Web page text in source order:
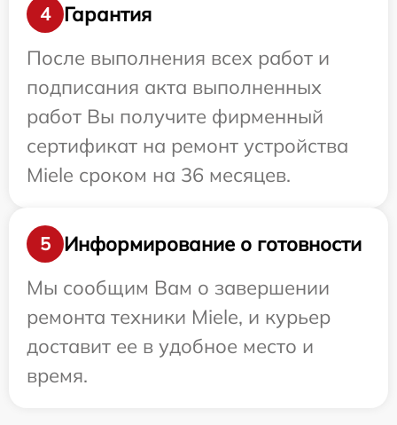
4
Гарантия
После выполнения всех работ и
подписания акта выполненных
работ Вы получите фирменный
сертификат на ремонт устройства
Miele сроком на 36 месяцев.
5
Информирование о готовности
Мы сообщим Вам о завершении
ремонта техники Miele, и курьер
доставит ее в удобное место и
время.